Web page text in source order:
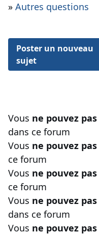
» Autres questions
Poster un nouveau
sujet
Vous ne pouvez pas
dans ce forum
Vous ne pouvez pas
ce forum
Vous ne pouvez pas
ce forum
Vous ne pouvez pas
dans ce forum
Vous ne pouvez pas